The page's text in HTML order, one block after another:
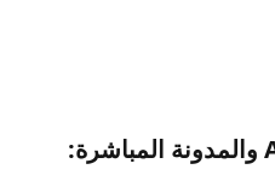
مركز أخبار أحداث Apple والمدونة المباشرة: